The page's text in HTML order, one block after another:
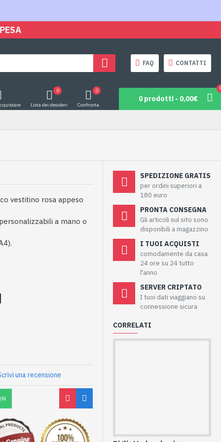
FAQ CONTATTI
Lista dei desideri
0
Confronta
0
0 prodotti - 0,00€
vestitino rosa appeso
a mano o
una recensione
SPEDIZIONE GRATIS
per ordini superiori a
180 euro
PRONTA CONSEGNA
Gli articoli sul sito sono
disponibili a magazzino
I TUOI ACQUISTI
comodamente da casa
24 ore su 24 tutto
l'anno
SERVER CRIPTATO
I tuoi dati viaggiano su
connessione sicura
CORRELATI